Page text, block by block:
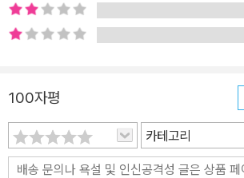
을 빙 돌아 중앙 계단 쪽으로 가면서 유석이가
분이 살짝 좋아졌다. 하지만 연달아 내가 경찰
물어물어 가는 길도 쉽지 않다. 학습지 선생님
고…… 몇 번을 헤매다 집 근처까지 찾아가긴 했
에서 사는 동을 찾기도 만만치 않은 일! 그때 유
학습지 선생님이 나타난다. ‘교회 종탑을 발견
100자평
카테고리